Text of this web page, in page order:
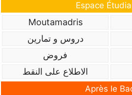
Espace
Moutamadris
دروس و تمارين
فروض
الاطلاع على النقط
Après le